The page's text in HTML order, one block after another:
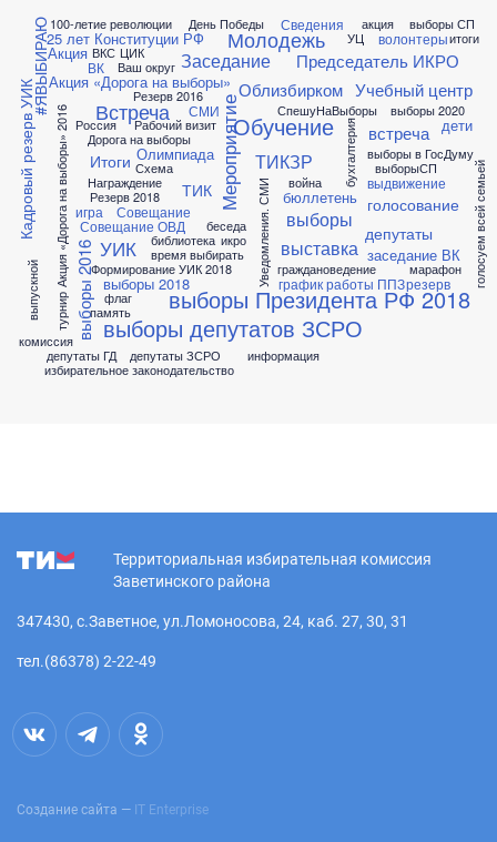
#ЯВЫБИРАЮ100-летие революции
25 лет Конституции РФ
Акция
Акция «Дорога на выборы»
Акция «Дорога на выборы» 2016
ВК
ВКС
Ваш округ
Встреча
День Победы
Дорога на выборы
Заседание
Итоги
Кадровый резерв УИК Мероприятие
Молодежь
Награждение
Облизбирком
Обучение
Олимпиада
Председатель ИКРО
Рабочий визит
Резерв 2016
Резерв 2018
Россия
СМИ
Сведения
Совещание
Совещание ОВД
СпешуНаВыборы
Схема
ТИК
ТИКЗР
УИК
УЦ
Уведомления. СМИ
Учебный центр
Формирование УИК 2018
ЦИК
акция
беседа
библиотека
бухгалтерия
бюллетень
война
волонтеры
время выбирать
встреча
выборы
выборы 2016 выборы 2018
выборы 2020
выборы Президента РФ 2018
выборы СП
выборы в ГосДуму
выборы депутатов ЗСРО
выборыСП
выдвижение
выпускной
выставка
голосование голосуем всей семьей
граждановедение
график работы ППЗ
депутаты
депутаты ГД депутаты ЗСРО
дети
заседание ВК
игра
избирательное законодательство
икро
информация
итоги
комиссия
марафон
память
резерв
турнир флаг
Территориальная избирательная комиссия
Заветинского района
347430, с.Заветное, ул.Ломоносова, 24, каб. 27, 30, 31
тел.(86378) 2-22-49
Создание сайта — IT Enterprise